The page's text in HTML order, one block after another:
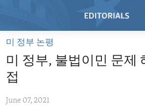
Skip
main
content
to
HOME
VIDEO
REGIONS
미 정부 논평
미 정부, 불법이민 문제
접
June 07, 2021